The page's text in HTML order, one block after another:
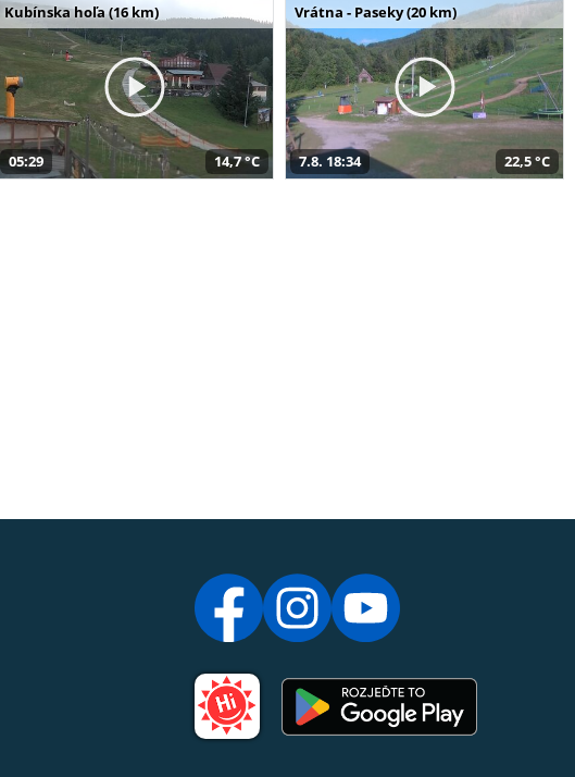
Kubínska hoľa (16 km)
05:29 14,7 °C
Vrátna - Paseky (20 km)
7.8. 18:34 22,5 °C